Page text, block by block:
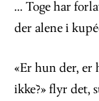
... Toge har
der alene i
«Er hun der, er
ikke?» flyr det,